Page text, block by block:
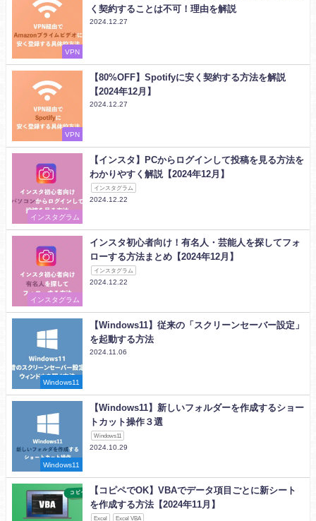
VPN
く契約することは不可！理由を解説
2024.12.27
VPN
【80%OFF】Spotifyに安く契約する方法を解説
【2024年12月】
2024.12.27
インスタグラム
【インスタ】PCからログインして投稿を見る方法を
わかりやすく解説【2024年12月】
インスタグラム
2024.12.22
インスタグラム
インスタ初心者向け！有名人・芸能人を探してフォ
ローする方法まとめ【2024年12月】
インスタグラム
2024.12.22
Windows11
【Windows11】従来の「スクリーンセーバー設定」
を起動する方法
2024.11.06
Windows11
【Windows11】新しいフォルダーを作成するショー
トカット操作３選
Windows11
2024.10.29
【コピペでOK】VBAでデータ項目ごとに新シート
を作成する方法【2024年11月】
Excel Excel VBA